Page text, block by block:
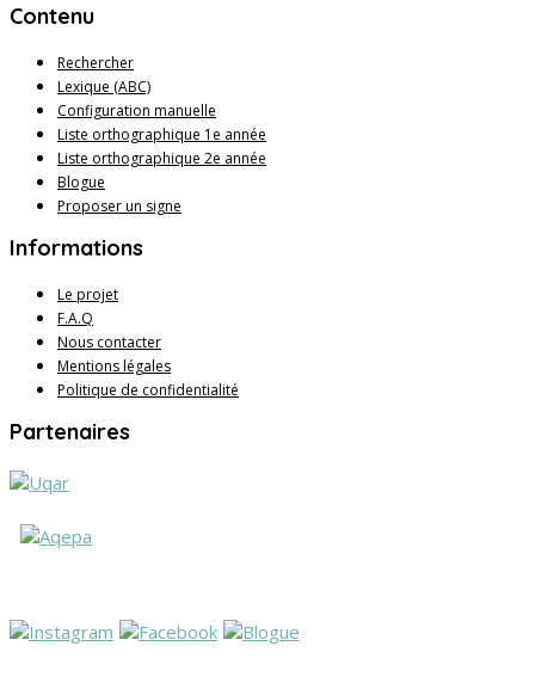
Contenu
Rechercher
Lexique (ABC)
Configuration manuelle
Liste orthographique 1e année
Liste orthographique 2e année
Blogue
Proposer un signe
Informations
Le projet
F.A.Q
Nous contacter
Mentions légales
Politique de confidentialité
Partenaires